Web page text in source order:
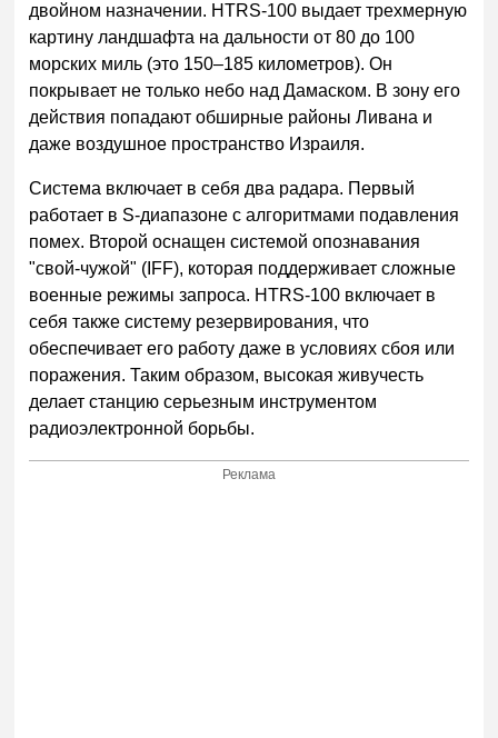
двойном назначении. HTRS-100 выдает трехмерную
картину ландшафта на дальности от 80 до 100
морских миль (это 150–185 километров). Он
покрывает не только небо над Дамаском. В зону его
действия попадают обширные районы Ливана и
даже воздушное пространство Израиля.
Система включает в себя два радара. Первый
работает в S-диапазоне с алгоритмами подавления
помех. Второй оснащен системой опознавания
"свой-чужой" (IFF), которая поддерживает сложные
военные режимы запроса. HTRS-100 включает в
себя также систему резервирования, что
обеспечивает его работу даже в условиях сбоя или
поражения. Таким образом, высокая живучесть
делает станцию серьезным инструментом
радиоэлектронной борьбы.
Реклама